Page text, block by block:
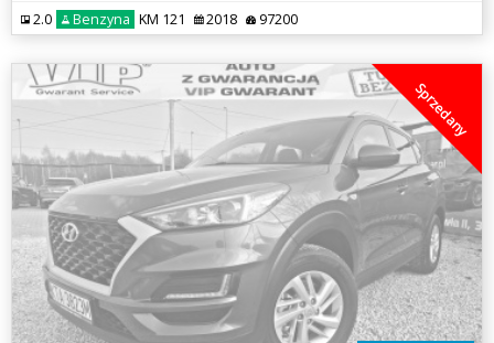
2.0 Benzyna KM 121 2018 97200
Sprzedany